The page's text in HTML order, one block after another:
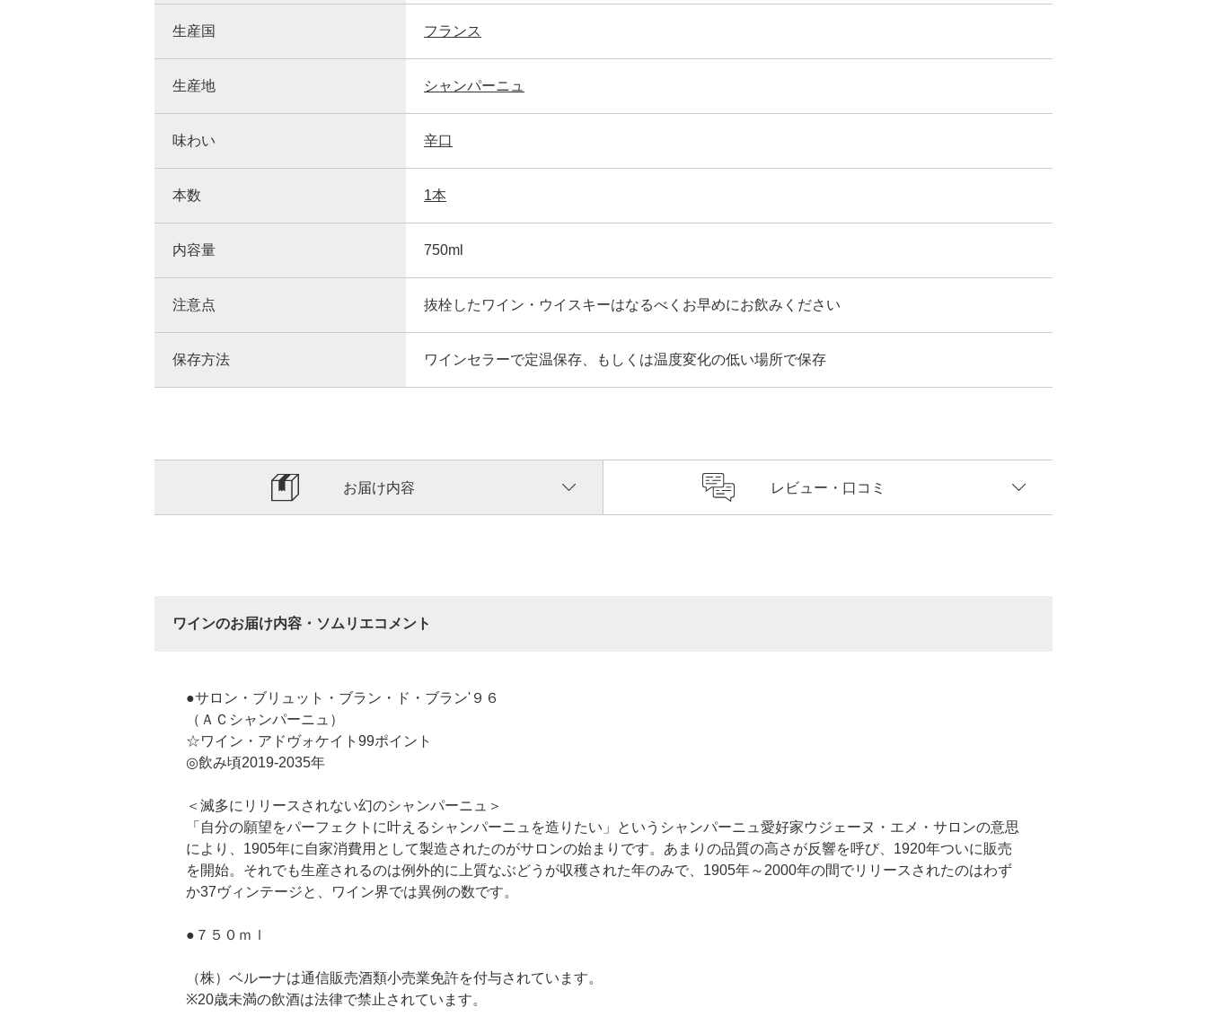
生産国 フランス
生産地 シャンパーニュ
味わい 辛口
本数 1本
内容量 750ml
注意点 抜栓したワイン・ウイスキーはなるべくお早めにお飲みください
保存方法 ワインセラーで定温保存、もしくは温度変化の低い場所で保存
お届け内容 レビュー ・口コミ
ワインのお届け内容・ソムリエコメント
●サロン・ブリュット・ブラン・ド・ブラン'９６
（ＡＣシャンパーニュ）
☆ワイン・アドヴォケイト99ポイント
◎飲み頃2019-2035年
＜滅多にリリースされない幻のシャンパーニュ＞
「自分の願望をパーフェクトに叶えるシャンパーニュを造りたい」というシャンパーニュ愛好家ウジェーヌ・エメ・サロンの意思
により、1905年に自家消費用として製造されたのがサロンの始まりです。あまりの品質の高さが反響を呼び、1920年ついに販売
を開始。それでも生産されるのは例外的に上質なぶどうが収穫された年のみで、1905年～2000年の間でリリースされたのはわず
か37ヴィンテージと、ワイン界では異例の数です。
●７５０ｍｌ
（株）ベルーナは通信販売酒類小売業免許を付与されています。
※20歳未満の飲酒は法律で禁止されています。